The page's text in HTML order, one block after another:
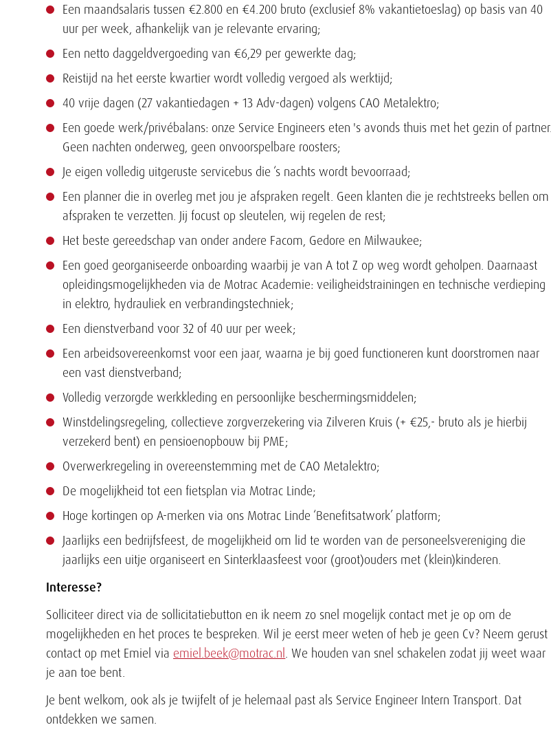
Een maandsalaris tussen €2.800 en €4.200 bruto (exclusief 8% vakantietoeslag) op basis van 40
uur per week, afhankelijk van je relevante ervaring;
Een netto daggeldvergoeding van €6,29 per gewerkte dag;
Reistijd na het eerste kwartier wordt volledig vergoed als werktijd;
40 vrije dagen (27 vakantiedagen + 13 Adv-dagen) volgens CAO Metalektro;
Een goede werk/privébalans: onze Service Engineers eten 's avonds thuis met het gezin of partner.
Geen nachten onderweg, geen onvoorspelbare roosters;
Je eigen volledig uitgeruste servicebus die ‘s nachts wordt bevoorraad;
Een planner die in overleg met jou je afspraken regelt. Geen klanten die je rechtstreeks bellen om
afspraken te verzetten. Jij focust op sleutelen, wij regelen de rest;
Het beste gereedschap van onder andere Facom, Gedore en Milwaukee;
Een goed georganiseerde onboarding waarbij je van A tot Z op weg wordt geholpen. Daarnaast
opleidingsmogelijkheden via de Motrac Academie: veiligheidstrainingen en technische verdieping
in elektro, hydrauliek en verbrandingstechniek;
Een dienstverband voor 32 of 40 uur per week;
Een arbeidsovereenkomst voor een jaar, waarna je bij goed functioneren kunt doorstromen naar
een vast dienstverband;
Volledig verzorgde werkkleding en persoonlijke beschermingsmiddelen;
Winstdelingsregeling, collectieve zorgverzekering via Zilveren Kruis (+ €25,- bruto als je hierbij
verzekerd bent) en pensioenopbouw bij PME;
Overwerkregeling in overeenstemming met de CAO Metalektro;
De mogelijkheid tot een fietsplan via Motrac Linde;
Hoge kortingen op A-merken via ons Motrac Linde ‘Benefitsatwork’ platform;
Jaarlijks een bedrijfsfeest, de mogelijkheid om lid te worden van de personeelsvereniging die
jaarlijks een uitje organiseert en Sinterklaasfeest voor (groot)ouders met (klein)kinderen.
Interesse?
Solliciteer direct via de sollicitatiebutton en ik neem zo snel mogelijk contact met je op om de
mogelijkheden en het proces te bespreken. Wil je eerst meer weten of heb je geen Cv? Neem gerust
contact op met Emiel via emiel.beek@motrac.nl
. We houden van snel schakelen zodat jij weet waar
je aan toe bent.
Je bent welkom, ook als je twijfelt of je helemaal past als Service Engineer Intern Transport. Dat
ontdekken we samen.